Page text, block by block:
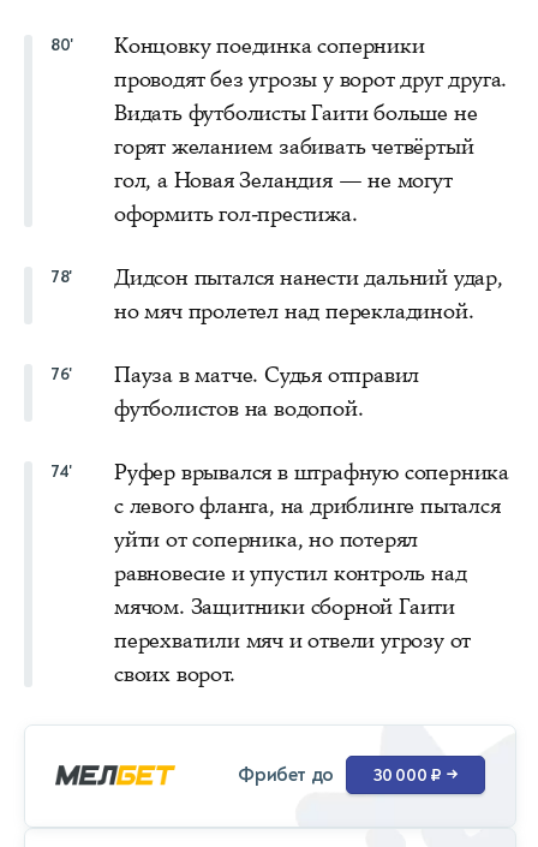
80'
Концовку поединка соперники
проводят без угрозы у ворот друг друга.
Видать футболисты Гаити больше не
горят желанием забивать четвёртый
гол, а Новая Зеландия — не могут
оформить гол-престижа.
78'
Дидсон пытался нанести дальний удар,
но мяч пролетел над перекладиной.
76'
Пауза в матче. Судья отправил
футболистов на водопой.
74'
Руфер врывался в штрафную соперника
с левого фланга, на дриблинге пытался
уйти от соперника, но потерял
равновесие и упустил контроль над
мячом. Защитники сборной Гаити
перехватили мяч и отвели угрозу от
своих ворот.
Фрибет до 30 000 ₽ →